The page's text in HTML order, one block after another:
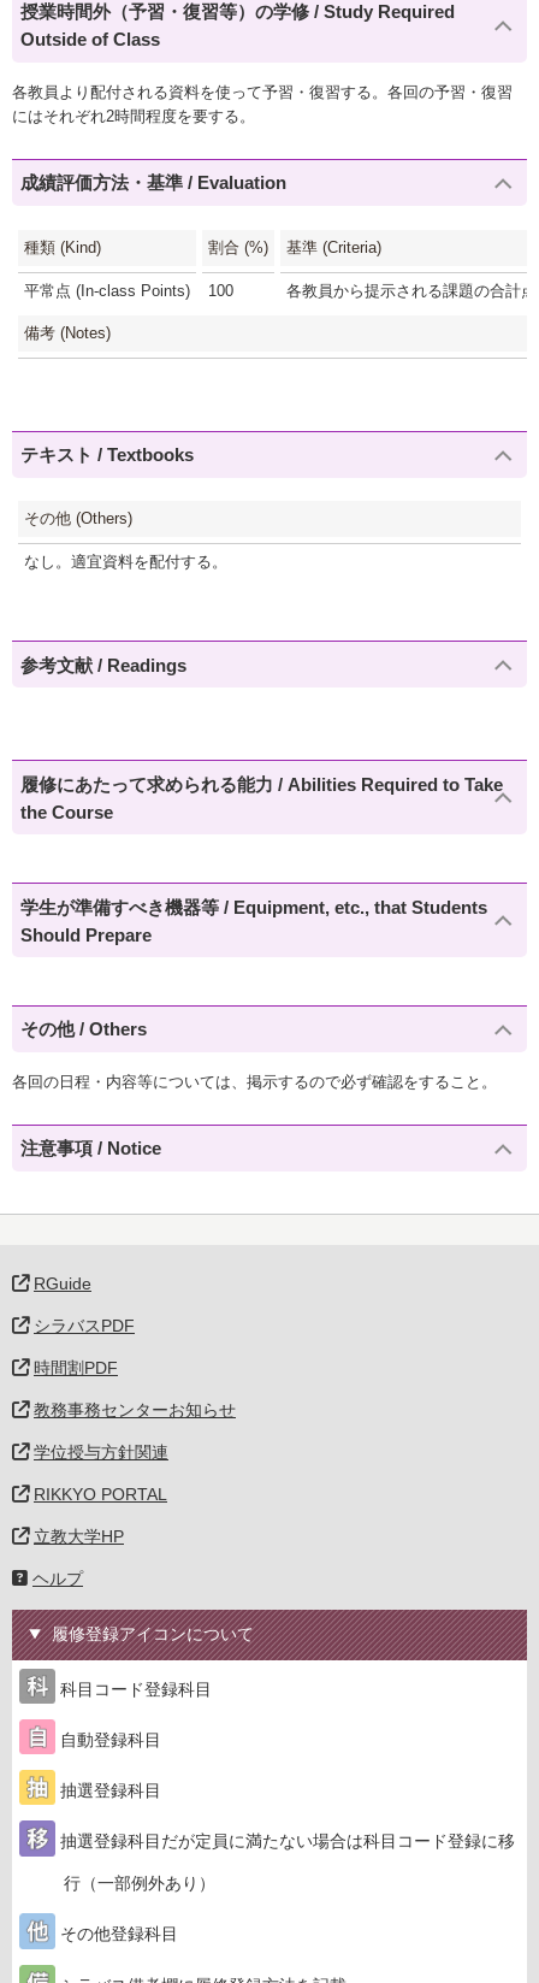
授業時間外（予習・復習等）の学修 / Study Required
Outside of Class
各教員より配付される資料を使って予習・復習する。各回の予習・復習
にはそれぞれ2時間程度を要する。
成績評価方法・基準 / Evaluation
種類 (Kind) 割合 (%) 基準 (Criteria)
平常点 (In-class Points) 100 各教員から提示される課題の合計
備考 (Notes)
テキスト / Textbooks
その他 (Others)
なし。適宜資料を配付する。
参考文献 / Readings
履修にあたって求められる能力 / Abilities Required to Take
the Course
学生が準備すべき機器等 / Equipment, etc., that Students
Should Prepare
その他 / Others
各回の日程・内容等については、掲示するので必ず確認をすること。
注意事項 / Notice
RGuide
シラバスPDF
時間割PDF
教務事務センターお知らせ
学位授与方針関連
RIKKYO PORTAL
立教大学HP
ヘルプ
履修登録アイコンについて
科目コード登録科目
自動登録科目
抽選登録科目
抽選登録科目だが定員に満たない場合は科目コード登録に移
行（一部例外あり）
その他登録科目